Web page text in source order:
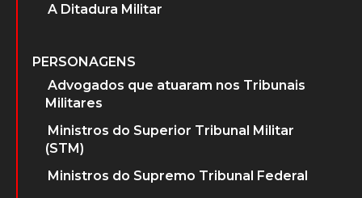
A Ditadura Militar
PERSONAGENS
Advogados que atuaram nos Tribunais
Militares
Ministros do Superior Tribunal Militar
(STM)
Ministros do Supremo Tribunal Federal